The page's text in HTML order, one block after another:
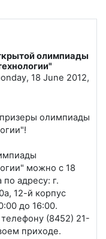
олимпиады
18 June 2012,
олимпиады
можно с 18
адресу: г.
12-й корпус
до 16:00.
(8452) 21-
приходе.